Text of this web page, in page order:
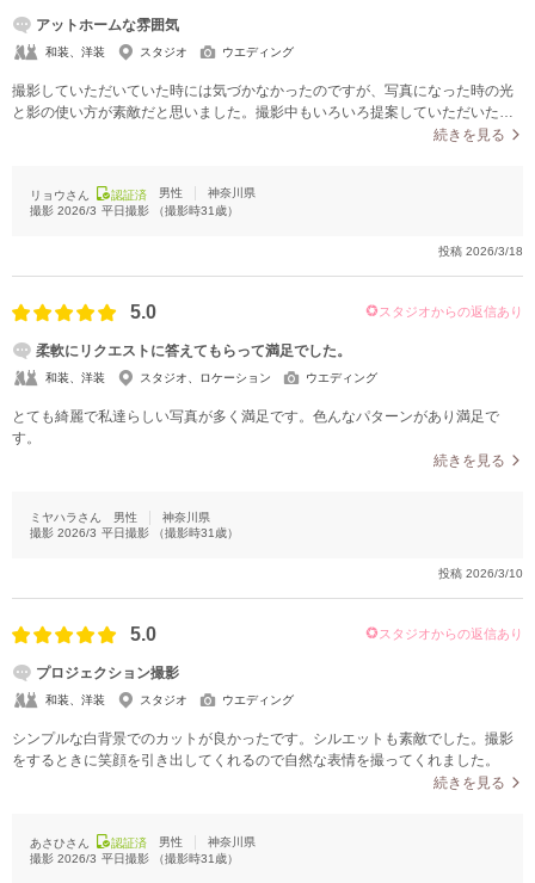
アットホームな雰囲気
和装、洋装 スタジオ ウエディング
撮影していただいていた時には気づかなかったのですが、写真になった時の光
と影の使い方が素敵だと思いました。撮影中もいろいろ提案していただいたの
続きを見る
リョウさん 認証済 男性
神奈川県
撮影 2026/3 平日撮影 （撮影時31 歳）
投稿 2026/3/18
5.0 スタジオからの返信あり
柔軟にリクエストに答えてもらって満足でした。
和装、洋装 スタジオ、ロケーション ウエディング
とても綺麗で私達らしい写真が多く満足です。色んなパターンがあり満足で
す。
続きを見る
ミヤハラさん 男性
神奈川県
撮影 2026/3 平日撮影 （撮影時31 歳）
投稿 2026/3/10
5.0 スタジオからの返信あり
プロジェクション撮影
和装、洋装 スタジオ ウエディング
シンプルな白背景でのカットが良かったです。シルエットも素敵でした。撮影
をするときに笑顔を引き出してくれるので自然な表情を撮ってくれました。
続きを見る
あさひさん 認証済 男性
神奈川県
撮影 2026/3 平日撮影 （撮影時31 歳）